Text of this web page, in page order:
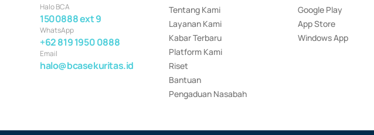
Halo BCA
1500888 ext 9
WhatsApp
+62 819 1950 0888
Email
halo@bcasekuritas.id
Tentang Kami
Layanan Kami
Kabar Terbaru
Platform Kami
Riset
Bantuan
Pengaduan Nasabah
Google Play
App Store
Windows App